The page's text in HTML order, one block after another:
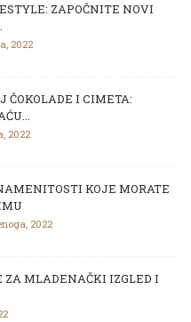
ZAPOČNITE NOVI
2022
ČOKOLADE I CIMETA:
2022
KOJE MORATE
2022
ZA MLADENAČKI IZGLED I